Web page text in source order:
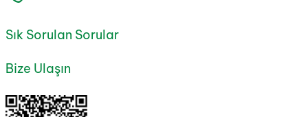
Sık Sorulan Sorular
Bize Ulaşın